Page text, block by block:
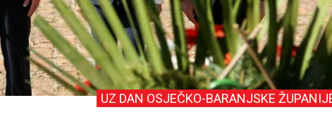
UZ DAN OSJEČKO-BARANJSKE